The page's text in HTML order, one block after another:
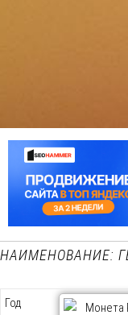
НАИМЕНОВАНИЕ:
Год